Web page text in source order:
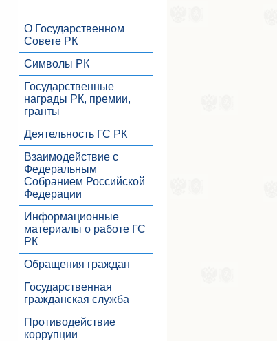
О Государственном
Совете РК
Символы РК
Государственные
награды РК, премии,
гранты
Деятельность ГС РК
Взаимодействие с
Федеральным
Собранием Российской
Федерации
Информационные
материалы о работе ГС
РК
Обращения граждан
Государственная
гражданская служба
Противодействие
коррупции